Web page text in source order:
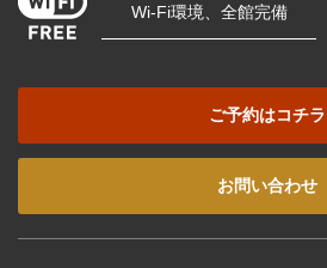
Wi-Fi環境、全館完備
ご予約はコチラ
お問い合わせ